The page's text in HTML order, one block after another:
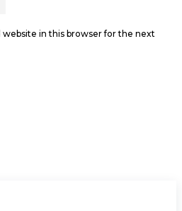
website in this browser for the next